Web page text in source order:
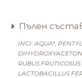
Пълен
INCI: AQUA*,
RUBUS
LACTOBACILLUS